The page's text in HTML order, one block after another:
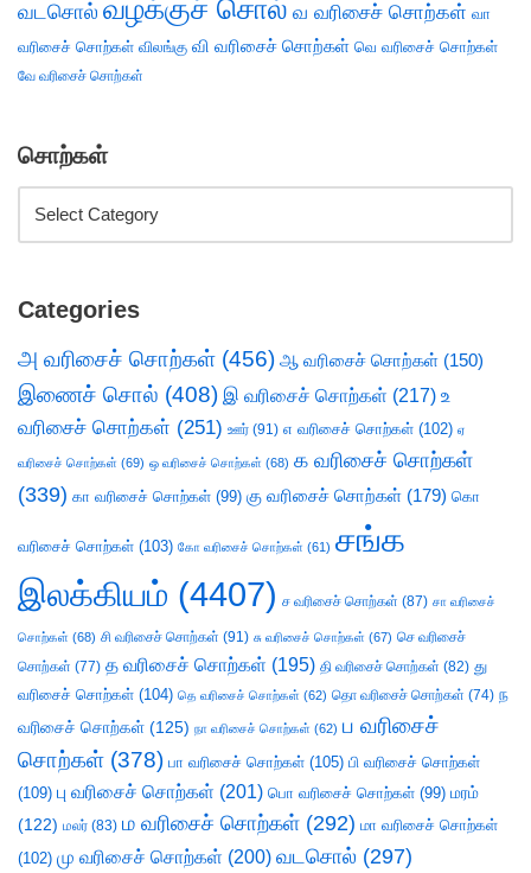
வடசொல் வழக்குச் சொல் வ வரிசைச் சொற்கள் வா
வரிசைச் சொற்கள் விலங்கு வி வரிசைச் சொற்கள் வெ வரிசைச் சொற்கள்
வே வரிசைச் சொற்கள்
சொற்கள்
Categories
அ வரிசைச் சொற்கள் (456) ஆ வரிசைச் சொற்கள் (150)
இணைச் சொல் (408) இ வரிசைச் சொற்கள் (217) உ
வரிசைச் சொற்கள் (251) ஊர் (91) எ வரிசைச் சொற்கள் (102) ஏ
வரிசைச் சொற்கள் (69) ஒ வரிசைச் சொற்கள் (68) க வரிசைச் சொற்கள்
(339) கா வரிசைச் சொற்கள் (99) கு வரிசைச் சொற்கள் (179) கொ
வரிசைச் சொற்கள் (103) கோ வரிசைச் சொற்கள் (61) சங்க
இலக்கியம் (4407) ச வரிசைச் சொற்கள் (87) சா வரிசைச்
சொற்கள் (68) சி வரிசைச் சொற்கள் (91) சு வரிசைச் சொற்கள் (67) செ வரிசைச்
சொற்கள் (77) த வரிசைச் சொற்கள் (195) தி வரிசைச் சொற்கள் (82) து
வரிசைச் சொற்கள் (104) தெ வரிசைச் சொற்கள் (62) தொ வரிசைச் சொற்கள் (74) ந
வரிசைச் சொற்கள் (125) நா வரிசைச் சொற்கள் (62) ப வரிசைச்
சொற்கள் (378) பா வரிசைச் சொற்கள் (105) பி வரிசைச் சொற்கள்
(109) பு வரிசைச் சொற்கள் (201) பொ வரிசைச் சொற்கள் (99) மரம்
(122) மலர் (83) ம வரிசைச் சொற்கள் (292) மா வரிசைச் சொற்கள்
(102) மு வரிசைச் சொற்கள் (200) வடசொல் (297)